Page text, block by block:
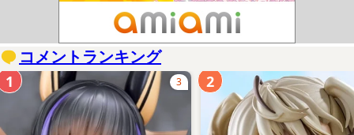
コメントランキング
3
1 2